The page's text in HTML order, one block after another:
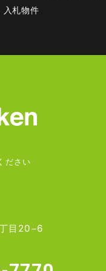
入札物件
ださい
目20−6